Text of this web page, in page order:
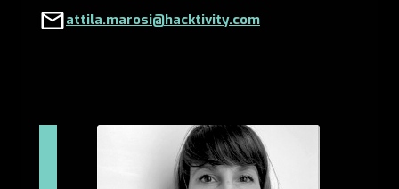
attila.marosi@hacktivity.com